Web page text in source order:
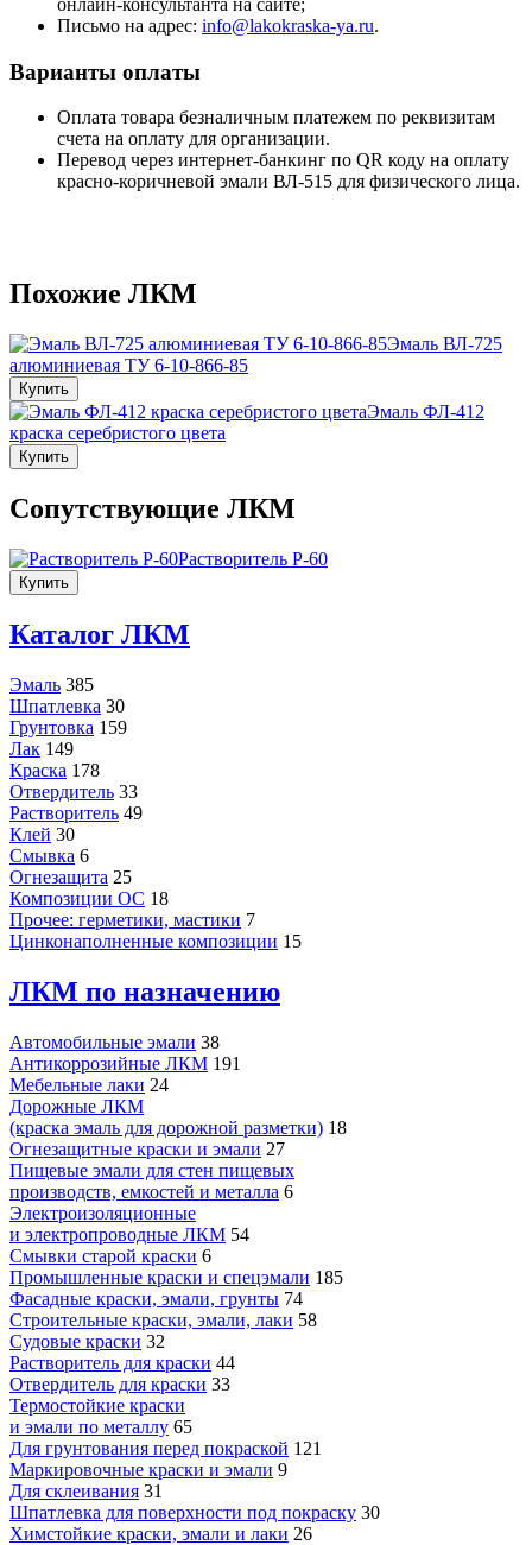
онлайн-консультанта на сайте;
Письмо на адрес: info@lakokraska-ya.ru.
Варианты оплаты
Оплата товара безналичным платежем по реквизитам
счета на оплату для организации.
Перевод через интернет-банкинг по QR коду на оплату
красно-коричневой эмали ВЛ-515 для физического лица.
Похожие ЛКМ
Эмаль ВЛ-725
алюминиевая ТУ 6-10-866-85
Купить
Эмаль ФЛ-412
краска серебристого цвета
Купить
Сопутствующие ЛКМ
Растворитель Р-60
Купить
Каталог ЛКМ
Эмаль 385
Шпатлевка 30
Грунтовка 159
Лак 149
Краска 178
Отвердитель 33
Растворитель 49
Клей 30
Смывка 6
Огнезащита 25
Композиции ОС 18
Прочее: герметики, мастики 7
Цинконаполненные композиции 15
ЛКМ по назначению
Автомобильные эмали 38
Антикоррозийные ЛКМ 191
Мебельные лаки 24
Дорожные ЛКМ
(краска эмаль для дорожной разметки) 18
Огнезащитные краски и эмали 27
Пищевые эмали для стен пищевых
производств, емкостей и металла 6
Электроизоляционные
и электропроводные ЛКМ 54
Смывки старой краски 6
Промышленные краски и спецэмали 185
Фасадные краски, эмали, грунты 74
Строительные краски, эмали, лаки 58
Судовые краски 32
Растворитель для краски 44
Отвердитель для краски 33
Термостойкие краски
и эмали по металлу 65
Для грунтования перед покраской 121
Маркировочные краски и эмали 9
Для склеивания 31
Шпатлевка для поверхности под покраску 30
Химстойкие краски, эмали и лаки 26